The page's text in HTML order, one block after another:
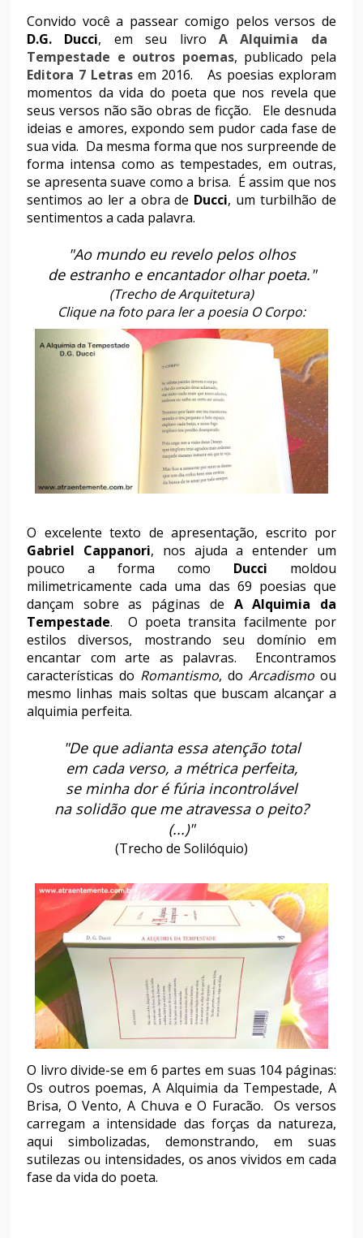
Convido você a passear comigo pelos versos de
D.G. Ducci, em seu livro A Alquimia da
Tempestade e outros poemas, publicado pela
Editora 7 Letras em 2016. As poesias exploram
momentos da vida do poeta que nos revela que
seus versos não são obras de ficção. Ele desnuda
ideias e amores, expondo sem pudor cada fase de
sua vida. Da mesma forma que nos surpreende de
forma intensa como as tempestades, em outras,
se apresenta suave como a brisa. É assim que nos
sentimos ao ler a obra de Ducci, um turbilhão de
sentimentos a cada palavra.
"Ao mundo eu revelo pelos olhos
de estranho e encantador olhar poeta."
(Trecho de Arquitetura)
Clique na foto para ler a poesia O Corpo:
O excelente texto de apresentação, escrito por
Gabriel Cappanori, nos ajuda a entender um
pouco a forma como Ducci moldou
milimetricamente cada uma das 69 poesias que
dançam sobre as páginas de A Alquimia da
Tempestade. O poeta transita facilmente por
estilos diversos, mostrando seu domínio em
encantar com arte as palavras. Encontramos
características do Romantismo, do Arcadismo ou
mesmo linhas mais soltas que buscam alcançar a
alquimia perfeita.
"De que adianta essa atenção total
em cada verso, a métrica perfeita,
se minha dor é fúria incontrolável
na solidão que me atravessa o peito?
(...)"
(Trecho de Solilóquio)
O livro divide-se em 6 partes em suas 104 páginas:
Os outros poemas, A Alquimia da Tempestade, A
Brisa, O Vento, A Chuva e O Furacão. Os versos
carregam a intensidade das forças da natureza,
aqui simbolizadas, demonstrando, em suas
sutilezas ou intensidades, os anos vividos em cada
fase da vida do poeta.